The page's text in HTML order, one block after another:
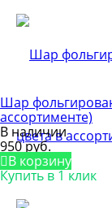
Шар
ассортименте)
В наличии
950 руб.
В корзину
Купить в 1 клик